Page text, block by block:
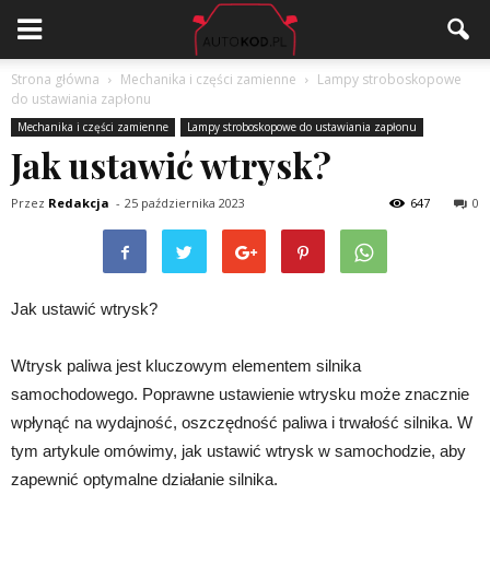
Strona główna Mechanika i części zamienne
Lampy stroboskopowe
do ustawiania zapłonu
Mechanika i części zamienne Lampy stroboskopowe do ustawiania zapłonu
Jak ustawić wtrysk?
Przez Redakcja - 25 października 2023 0
647
Jak ustawić wtrysk?
Wtrysk paliwa jest kluczowym elementem silnika
samochodowego. Poprawne ustawienie wtrysku może znacznie
wpłynąć na wydajność, oszczędność paliwa i trwałość silnika. W
tym artykule omówimy, jak ustawić wtrysk w samochodzie, aby
zapewnić optymalne działanie silnika.